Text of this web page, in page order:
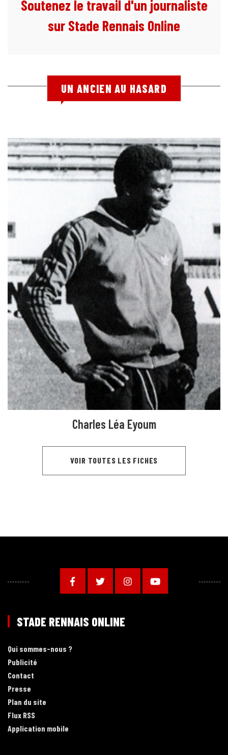
Soutenez le travail d'un journaliste
sur Stade Rennais Online
UN ANCIEN AU HASARD
Charles Léa Eyoum
VOIR TOUTES LES FICHES
STADE RENNAIS ONLINE
Qui sommes-nous ?
Publicité
Contact
Presse
Plan du site
Flux RSS
Application mobile